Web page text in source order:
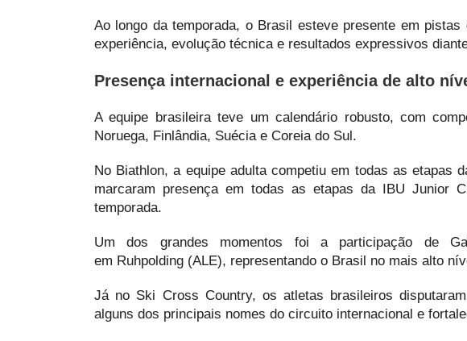
Ao longo da temporada, o Brasil esteve presente em
experiência, evolução técnica e resultados expressivos
Presença internacional e experiência de alto
A equipe brasileira teve um calendário robusto, com
Noruega, Finlândia, Suécia e Coreia do Sul.
No Biathlon, a equipe adulta competiu em todas as etapas
marcaram presença em todas as etapas da IBU Junior
temporada.
Um dos grandes momentos foi a participação de
em Ruhpolding (ALE), representando o Brasil no mais alto
Já no Ski Cross Country, os atletas brasileiros
alguns dos principais nomes do circuito internacional e